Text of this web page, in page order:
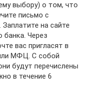
выбору) о том, что
письмо с
на сайте
банка. Через
вас пригласят в
МФЦ. С собой
будут перечислены
в течение 6